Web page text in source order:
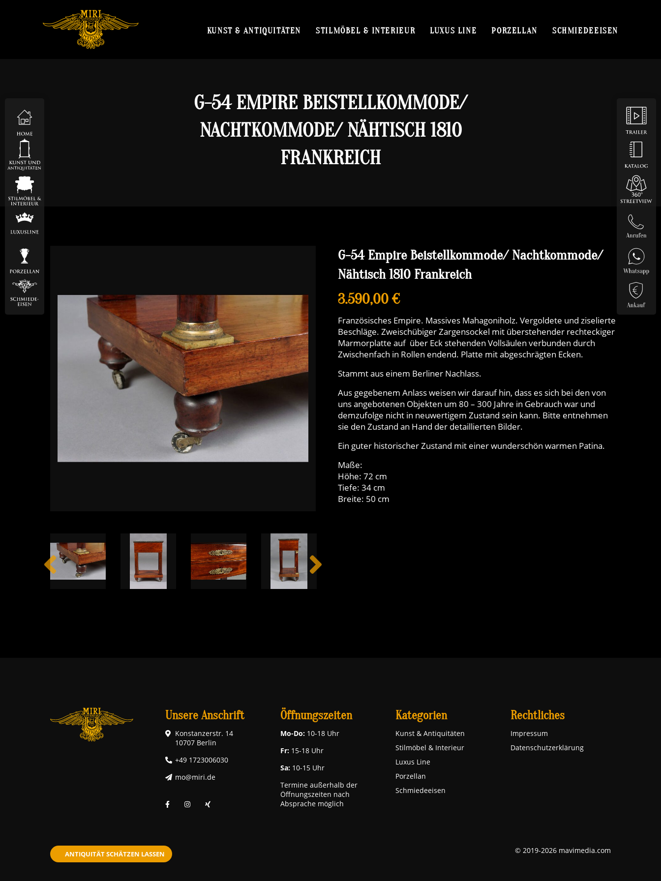
KUNST & ANTIQUITÄTEN STILMÖBEL & INTERIEUR LUXUS LINE PORZELLAN SCHMIEDEEISEN
G-54 EMPIRE BEISTELLKOMMODE/
NACHTKOMMODE/ NÄHTISCH 1810
FRANKREICH
G-54 Empire Beistellkommode/ Nachtkommode/
Nähtisch 1810 Frankreich
3.590,00 €
Französisches Empire. Massives Mahagoniholz. Vergoldete und ziselierte
Beschläge. Zweischübiger Zargensockel mit überstehender rechteckiger
Marmorplatte auf über Eck stehenden Vollsäulen verbunden durch
Zwischenfach in Rollen endend. Platte mit abgeschrägten Ecken.
Stammt aus einem Berliner Nachlass.
Aus gegebenem Anlass weisen wir darauf hin, dass es sich bei den von
uns angebotenen Objekten um 80 – 300 Jahre in Gebrauch war und
demzufolge nicht in neuwertigem Zustand sein kann. Bitte entnehmen
sie den Zustand an Hand der detaillierten Bilder.
Ein guter historischer Zustand mit einer wunderschön warmen Patina.
Maße:
Höhe: 72 cm
Tiefe: 34 cm
Breite: 50 cm
Unsere Anschrift
Konstanzerstr. 14
10707 Berlin
+49 1723006030
mo@miri.de
Öffnungszeiten
Mo-Do: 10-18 Uhr
Fr: 15-18 Uhr
Sa: 10-15 Uhr
Termine außerhalb der
Öffnungszeiten nach
Absprache möglich
Kategorien
Kunst & Antiquitäten
Stilmöbel & Interieur
Luxus Line
Porzellan
Schmiedeeisen
Rechtliches
Impressum
Datenschutzerklärung
ANTIQUITÄT SCHÄTZEN LASSEN © 2019-2026 mavimedia.com